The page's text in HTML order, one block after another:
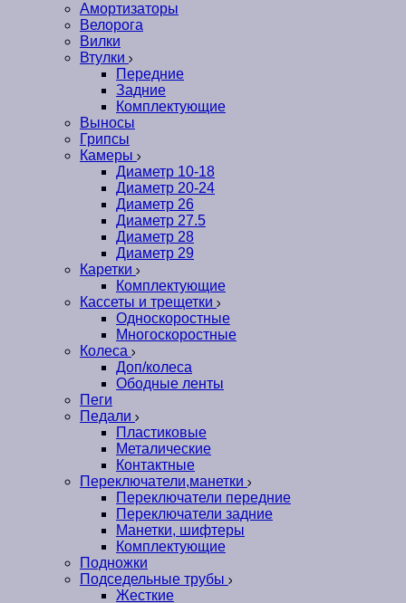
Амортизаторы
Велорога
Вилки
Втулки
Передние
Задние
Комплектующие
Выносы
Грипсы
Камеры
Диаметр 10-18
Диаметр 20-24
Диаметр 26
Диаметр 27.5
Диаметр 28
Диаметр 29
Каретки
Комплектующие
Кассеты и трещетки
Односкоростные
Многоскоростные
Колеса
Доп/колеса
Ободные ленты
Пеги
Педали
Пластиковые
Металические
Контактные
Переключатели,манетки
Переключатели передние
Переключатели задние
Манетки, шифтеры
Комплектующие
Подножки
Подседельные трубы
Жесткие